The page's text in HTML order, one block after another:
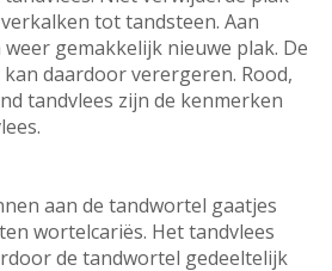
tot tandsteen. Aan
gemakkelijk nieuwe plak. De
daardoor verergeren. Rood,
tandvlees zijn de kenmerken
aan de tandwortel gaatjes
wortelcariës. Het tandvlees
de tandwortel gedeeltelijk